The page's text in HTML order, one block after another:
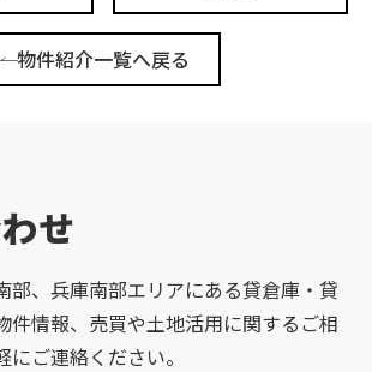
物件紹介一覧へ戻る
せ
部、兵庫南部エリアにある貸倉庫・貸
件情報、売買や土地活用に関するご相
ご連絡ください。